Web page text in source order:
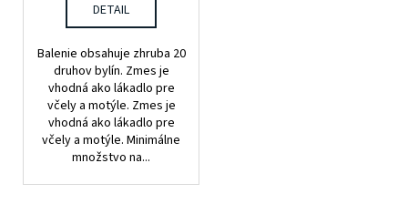
DETAIL
Balenie obsahuje zhruba 20
druhov bylín. Zmes je
vhodná ako lákadlo pre
včely a motýle. Zmes je
vhodná ako lákadlo pre
včely a motýle. Minimálne
množstvo na...